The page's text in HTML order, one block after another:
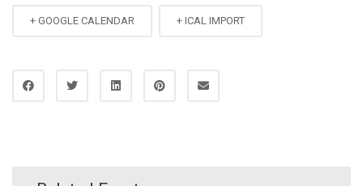
+ GOOGLE CALENDAR + ICAL IMPORT